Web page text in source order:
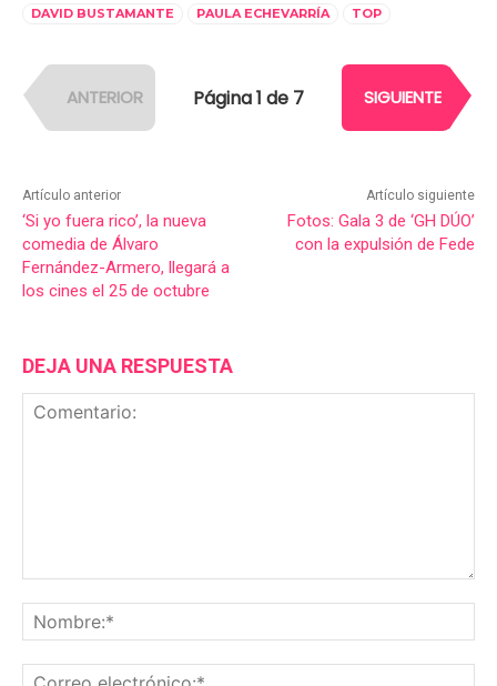
DAVID BUSTAMANTE PAULA ECHEVARRÍA TOP
ANTERIOR Página 1 de 7 SIGUIENTE
Artículo anterior
‘Si yo fuera rico’, la nueva
comedia de Álvaro
Fernández-Armero, llegará a
los cines el 25 de octubre
Artículo siguiente
Fotos: Gala 3 de ‘GH DÚO’
con la expulsión de Fede
DEJA UNA RESPUESTA